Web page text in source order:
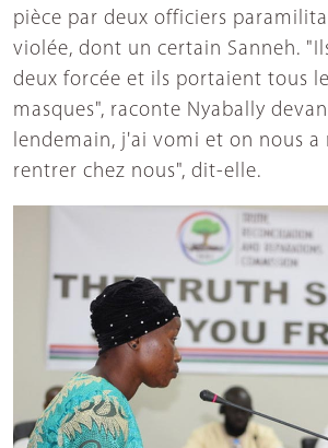
pièce par deux officiers
violée, dont un certain Sanneh.
deux forcée et ils portaient tous
masques", raconte Nyabally
lendemain, j'ai vomi et on nous a
rentrer chez nous", dit-elle.